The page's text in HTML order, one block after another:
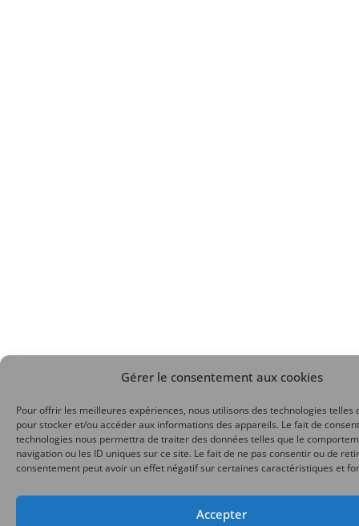
Gérer le consentement aux cookies
Pour offrir les meilleures expériences, nous utilisons des technologies telles
pour stocker et/ou accéder aux informations des appareils. Le fait de
technologies nous permettra de traiter des données telles que le
navigation ou les ID uniques sur ce site. Le fait de ne pas consentir ou de
consentement peut avoir un effet négatif sur certaines caractéristiques et
Accepter